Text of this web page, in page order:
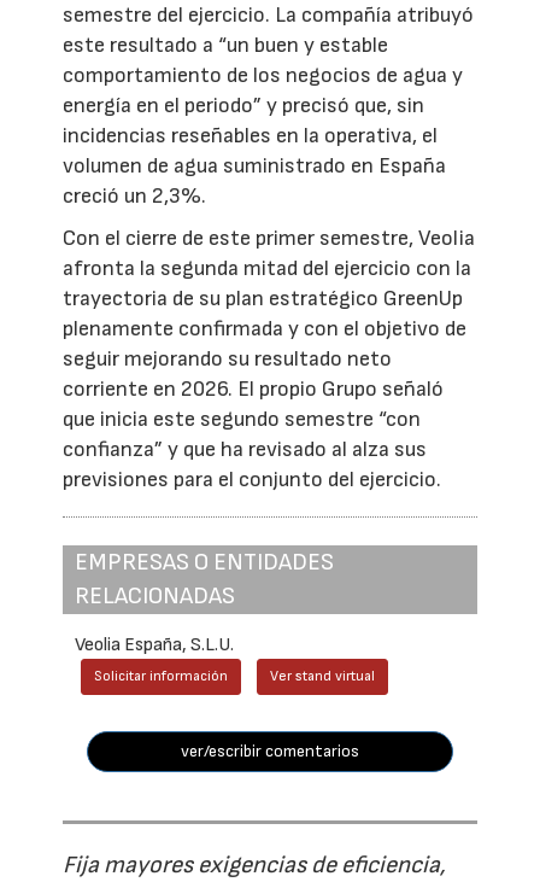
semestre del ejercicio. La compañía atribuyó
este resultado a “un buen y estable
comportamiento de los negocios de agua y
energía en el periodo” y precisó que, sin
incidencias reseñables en la operativa, el
volumen de agua suministrado en España
creció un 2,3%.
Con el cierre de este primer semestre, Veolia
afronta la segunda mitad del ejercicio con la
trayectoria de su plan estratégico GreenUp
plenamente confirmada y con el objetivo de
seguir mejorando su resultado neto
corriente en 2026. El propio Grupo señaló
que inicia este segundo semestre “con
confianza” y que ha revisado al alza sus
previsiones para el conjunto del ejercicio.
EMPRESAS O ENTIDADES
RELACIONADAS
Veolia España, S.L.U.
Solicitar información Ver stand virtual
ver/escribir comentarios
Fija mayores exigencias de eficiencia,